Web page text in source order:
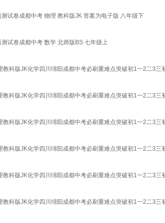
试卷成都中考 物理 教科版JK 答案为电子版 八年级下
试卷成都中考 数学 北师版BS 七年级上
科版JK化学四川绵阳成都中考必刷重难点突破初1一2二3三
科版JK化学四川绵阳成都中考必刷重难点突破初1一2二3三
科版JK化学四川绵阳成都中考必刷重难点突破初1一2二3三
科版JK化学四川绵阳成都中考必刷重难点突破初1一2二3三
科版JK化学四川绵阳成都中考必刷重难点突破初1一2二3三
科版JK化学四川绵阳成都中考必刷重难点突破初1一2二3三